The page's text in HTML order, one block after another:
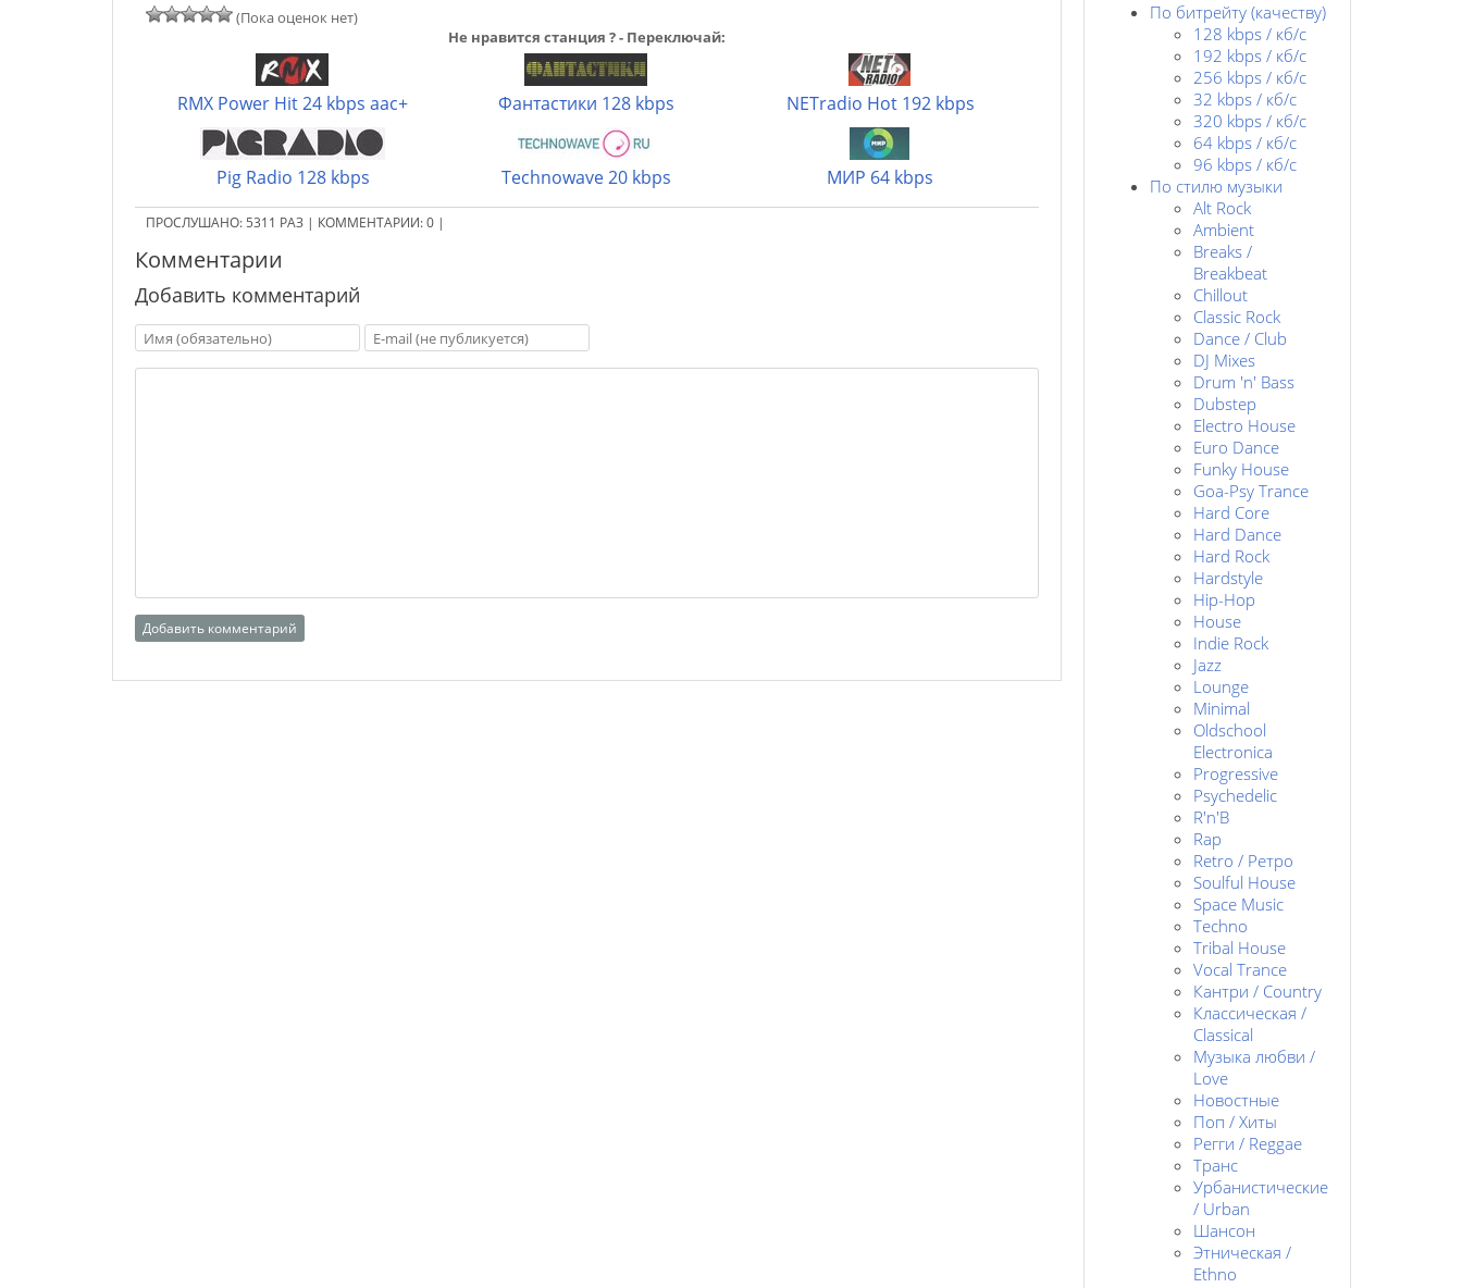
(Пока оценок нет)
Не нравится станция ? - Переключай:
RMX Power Hit 24 kbps aac+ Фантастики 128 kbps NETradio Hot 192 kbps
Pig Radio 128 kbps Technowave 20 kbps МИР 64 kbps
ПРОСЛУШАНО: 5311 РАЗ | КОММЕНТАРИИ:0 |
Комментарии
Добавить комментарий
По битрейту (качеству)
128 kbps / кб/c
192 kbps / кб/c
256 kbps / кб/с
32 kbps / кб/c
320 kbps / кб/с
64 kbps / кб/c
96 kbps / кб/c
По стилю музыки
Alt Rock
Ambient
Breaks /
Breakbeat
Chillout
Classic Rock
Dance / Club
DJ Mixes
Drum 'n' Bass
Dubstep
Electro House
Euro Dance
Funky House
Goa-Psy Trance
Hard Core
Hard Dance
Hard Rock
Hardstyle
Hip-Hop
House
Indie Rock
Jazz
Lounge
Minimal
Oldschool
Electronica
Progressive
Psychedelic
R'n'B
Rap
Retro / Ретро
Soulful House
Space Music
Techno
Tribal House
Vocal Trance
Кантри / Country
Классическая /
Classical
Музыка любви /
Love
Новостные
Поп / Хиты
Регги / Reggae
Транс
Урбанистические
/ Urban
Шансон
Этническая /
Ethno